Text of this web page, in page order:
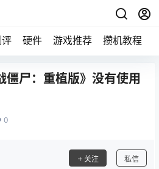
硬件 游戏推荐 攒机教程
僵尸：重植版》没有使用
0
关注 私信